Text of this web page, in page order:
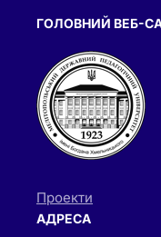
ГОЛОВНИЙ ВЕБ-
Проекти
АДРЕСА